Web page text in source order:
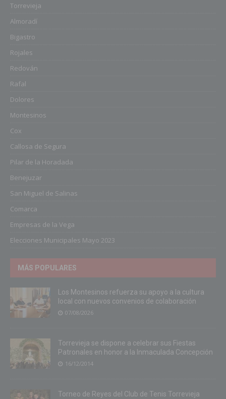
Torrevieja
Almoradí
Bigastro
Rojales
Redován
Rafal
Dolores
Montesinos
Cox
Callosa de Segura
Pilar de la Horadada
Benejuzar
San Miguel de Salinas
Comarca
Empresas de la Vega
Elecciones Municipales Mayo 2023
MÁS POPULARES
Los Montesinos refuerza su apoyo a la cultura
local con nuevos convenios de colaboración
07/08/2026
Torrevieja se dispone a celebrar sus Fiestas
Patronales en honor a la Inmaculada Concepción
16/12/2014
Torneo de Reyes del Club de Tenis Torrevieja